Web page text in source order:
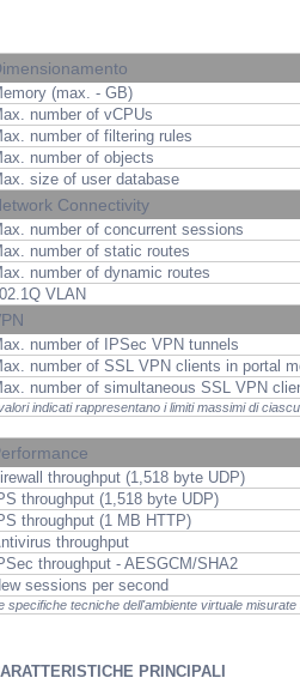
(max. - GB)
number of vCPUs
number of filtering rules
number of objects
size of user database
Connectivity
number of concurrent sessions
number of static routes
number of dynamic routes
VLAN
number of IPSec VPN tunnels
number of SSL VPN clients in portal
number of simultaneous SSL VPN
indicati rappresentano i limiti massimi di
throughput (1,518 byte UDP)
throughput (1,518 byte UDP)
throughput (1 MB HTTP)
throughput
throughput - AESGCM/SHA2
sessions per second
specifiche tecniche dell'ambiente virtuale
PRINCIPALI